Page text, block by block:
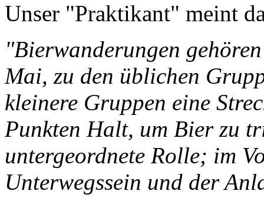
Unser "Praktikant" meint
"Bierwanderungen
Mai, zu den üblichen
kleinere Gruppen eine
Punkten Halt, um Bier zu
untergeordnete Rolle; im
Unterwegssein und der